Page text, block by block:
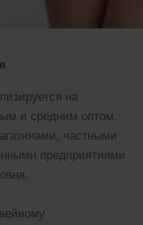
на
и средним оптом.
частными
предприятиями